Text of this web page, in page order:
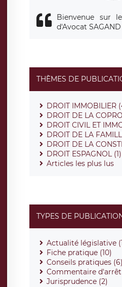
Bienvenue sur
d'Avocat SAGAND
THÈMES DE
DROIT IMMOBILIER
DROIT DE LA
DROIT CIVIL ET
DROIT DE LA
DROIT DE LA
DROIT ESPAGNOL (1)
Articles les plus lus
TYPES DE
Actualité législative
Fiche pratique (10)
Conseils pratiques (6)
Commentaire d'arrêt
Jurisprudence (2)